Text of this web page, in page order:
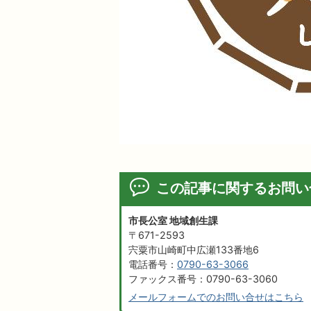
この記事に関するお問
市長公室 地域創生課
〒671-2593
宍粟市山崎町中広瀬133番地6
電話番号： 0790-63-3066
ファックス番号：0790-63-3060
メールフォームでのお問い合せはこちら